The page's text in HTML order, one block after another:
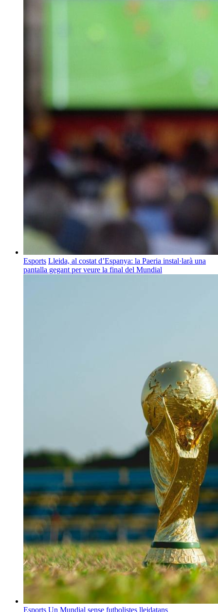
Esports Lleida, al costat d’Espanya: la Paeria instal·larà una
pantalla gegant per veure la final del Mundial
Esports Un Mundial sense futbolistes lleidatans